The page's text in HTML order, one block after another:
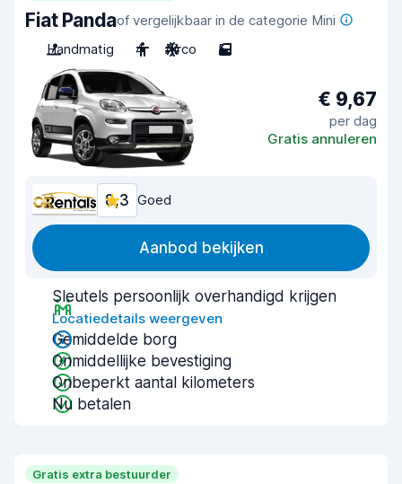
Fiat Pandaof vergelijkbaar in de categorie Mini
Handmatig
4 Airco 5
€ 9,67
per dag
Gratis annuleren
8,3 Goed
Aanbod bekijken
Sleutels persoonlijk overhandigd krijgen
Locatiedetails weergeven
Gemiddelde borg
Onmiddellijke bevestiging
Onbeperkt aantal kilometers
Nu betalen
Gratis extra bestuurder